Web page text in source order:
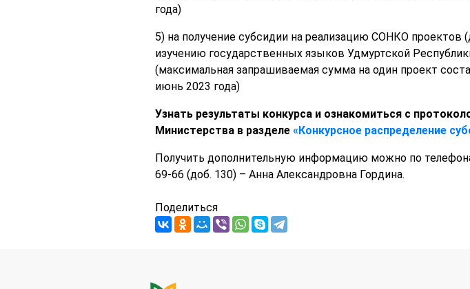
года)
5) на получение субсидии на реализацию СОНКО
изучению государственных языков Удмуртской
(максимальная запрашиваемая сумма на один проект
июнь 2023 года)
Узнать результаты конкурса и ознакомиться с
Министерствав разделе «Конкурсное распределение
Получить дополнительную информацию можно по
69-66 (доб. 130) – Анна Александровна Гордина.
Поделиться